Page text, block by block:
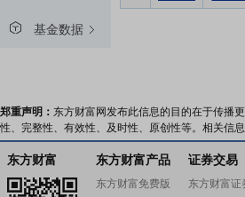
基金数据
郑重声明： 东方财富网发布此信息的目的在于传播
性、完整性、有效性、及时性、原创性等。相关信
东方财富 东方财富产品
东方财富免费版
证券交易
东方财富证